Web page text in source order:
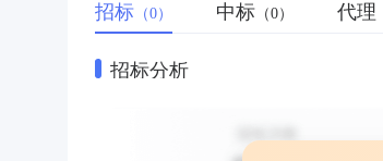
招标 （0） 中标 （0） 代理
招标分析